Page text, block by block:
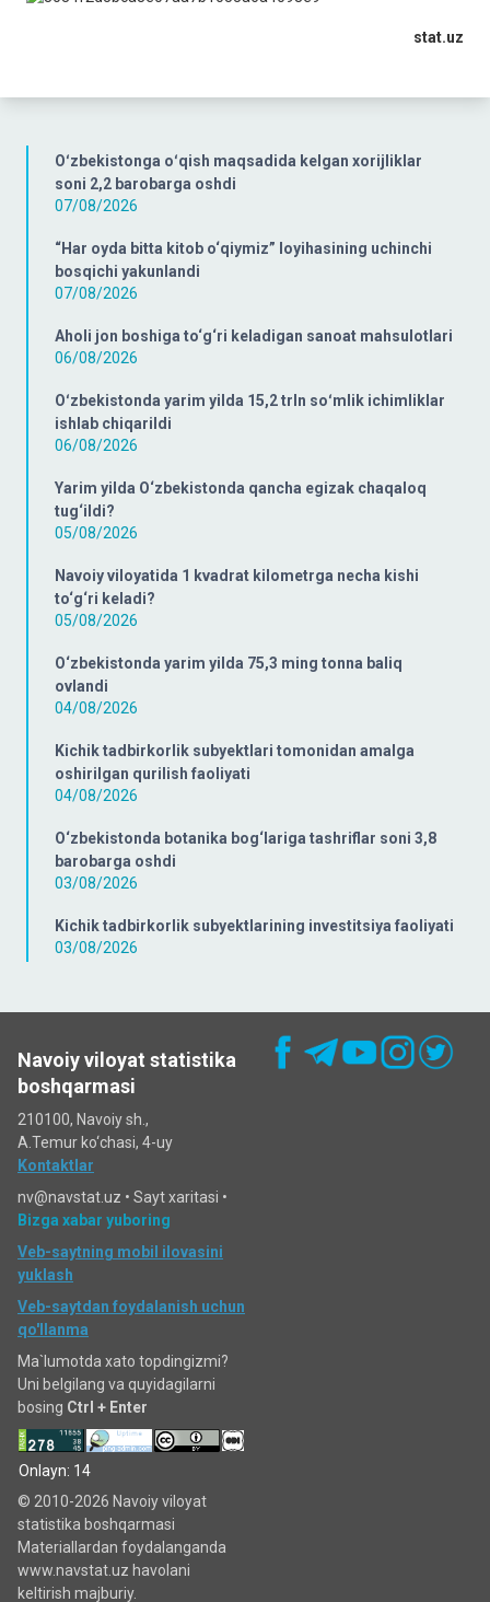
Oʻzbekistonga oʻqish maqsadida kelgan xorijliklar
soni 2,2 barobarga oshdi
07/08/2026
“Har oyda bitta kitob o‘qiymiz” loyihasining uchinchi
bosqichi yakunlandi
07/08/2026
Aholi jon boshiga to‘g‘ri keladigan sanoat mahsulotlari
06/08/2026
Oʻzbekistonda yarim yilda 15,2 trln soʻmlik ichimliklar
ishlab chiqarildi
06/08/2026
Yarim yilda O‘zbekistonda qancha egizak chaqaloq
tug‘ildi?
05/08/2026
Navoiy viloyatida 1 kvadrat kilometrga necha kishi
to‘g‘ri keladi?
05/08/2026
O‘zbekistonda yarim yilda 75,3 ming tonna baliq
ovlandi
04/08/2026
Kichik tadbirkorlik subyektlari tomonidan amalga
oshirilgan qurilish faoliyati
04/08/2026
O‘zbekistonda botanika bog‘lariga tashriflar soni 3,8
barobarga oshdi
03/08/2026
Kichik tadbirkorlik subyektlarining investitsiya faoliyati
03/08/2026
stat.uz
Navoiy viloyat statistika
boshqarmasi
210100, Navoiy sh.,
A.Temur ko‘chаsi, 4-uy
Kontaktlar
nv@navstat.uz • Sayt xaritasi •
Bizga xabar yuboring
Veb-saytning mobil ilovasini
yuklash
Veb-saytdan foydalanish uchun
qo'llanma
Ma`lumotda xato topdingizmi?
Uni belgilang va quyidagilarni
bosing Ctrl + Enter
Onlayn: 14
© 2010-2026 Navoiy viloyat
statistika boshqarmasi
Materiallardan foydalanganda
www.navstat.uz havolani
keltirish majburiy.